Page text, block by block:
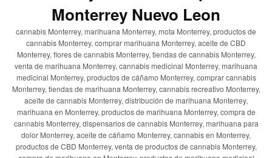
Monterrey Nuevo Leon
cannabis Monterrey, marihuana Monterrey, mota Monterrey, productos de
cannabis Monterrey, comprar marihuana Monterrey, aceite de CBD
Monterrey, flores de cannabis Monterrey, tiendas de cannabis Monterrey,
venta de marihuana Monterrey, cannabis medicinal Monterrey, marihuana
medicinal Monterrey, productos de cáñamo Monterrey, comprar cannabis
Monterrey, tiendas de marihuana Monterrey, cannabis recreativo Monterrey,
aceite de cannabis Monterrey, distribución de marihuana Monterrey,
marihuana en Monterrey, productos de marihuana Monterrey, compra de
cannabis Monterrey, dispensarios de cannabis Monterrey, marihuana para
dolor Monterrey, aceite de cáñamo Monterrey, cannabis en Monterrey,
productos de CBD Monterrey, venta de productos de cannabis Monterrey,